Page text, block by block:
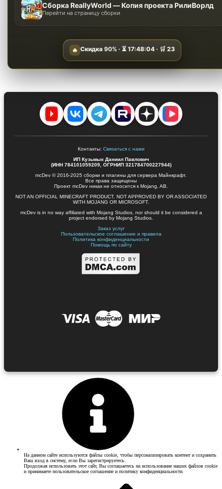
Сборка ReallyWorld — Копия проекта РилиВорлд
Перейти на страницу сборки
🔥 Скидка 90%· ⏳ 17:48:03· 🛒 23
Контакты: Связаться с нами
ИП Кузьмык Даниил Павлович
(ИНН 784101059209, ОГРНИП 321784700227944)
mcDev © 2016-2025 сборки и плагины для сервера Майнкрафт.
Все права защищены
Проект mcDev никак не относится к Mojang, AB.
NOT AN OFFICIAL MINECRAFT PRODUCT. NOT APPROVED BY OR ASSOCIATED
WITH MOJANG OR MICROSOFT.
mcDev is in no way affiliated with Mojang Studios, nor should it be considered a
project endorsed by Mojang Studios.
Заказ услуг
Пользовательское соглашение и правила
Политика конфиденциальности
Помощь по сайту
На данном сайте используются файлы cookie, чтобы персонализировать контент и сохранить
Ваш вход в систему, если Вы зарегистрируетесь.
Продолжая использовать этот сайт, Вы соглашаетесь на использование наших файлов cookie
и принимаете пользовательское соглашение и политику конфиденциальности.